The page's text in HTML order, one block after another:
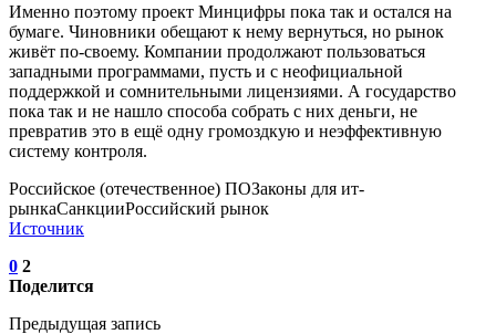
Именно поэтому проект Минцифры пока так и остался на
бумаге. Чиновники обещают к нему вернуться, но рынок
живёт по-своему. Компании продолжают пользоваться
западными программами, пусть и с неофициальной
поддержкой и сомнительными лицензиями. А государство
пока так и не нашло способа собрать с них деньги, не
превратив это в ещё одну громоздкую и неэффективную
систему контроля.
Российское (отечественное) ПОЗаконы для ит-
рынкаСанкцииРоссийский рынок
Источник
0 2
Поделится
Предыдущая запись